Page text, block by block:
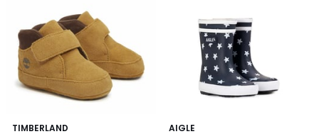
TIMBERLAND
4,7
AIGLE